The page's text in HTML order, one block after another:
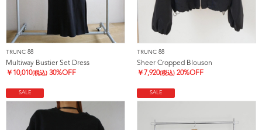
TRUNC 88
Multiway Bustier Set Dress
￥ 10,010(税込) 30%OFF
TRUNC 88
Sheer Cropped Blouson
￥ 7,920(税込) 20%OFF
SALE SALE